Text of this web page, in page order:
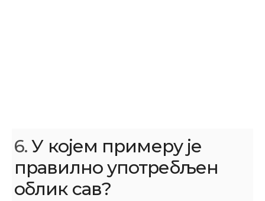
6.У којем примеру је
правилно употребљен
облик сав?